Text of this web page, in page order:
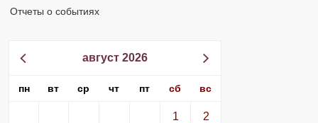
Отчеты о событиях
август 2026
пн вт ср чт пт сб вс
1 2